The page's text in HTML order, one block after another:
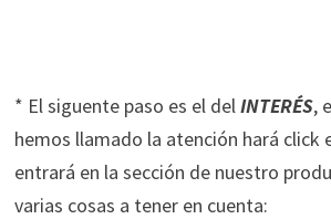
* El siguente paso es el delINTERÉS,
hemos llamado la atención hará click
entrará en la sección de nuestro
varias cosas a tener en cuenta: